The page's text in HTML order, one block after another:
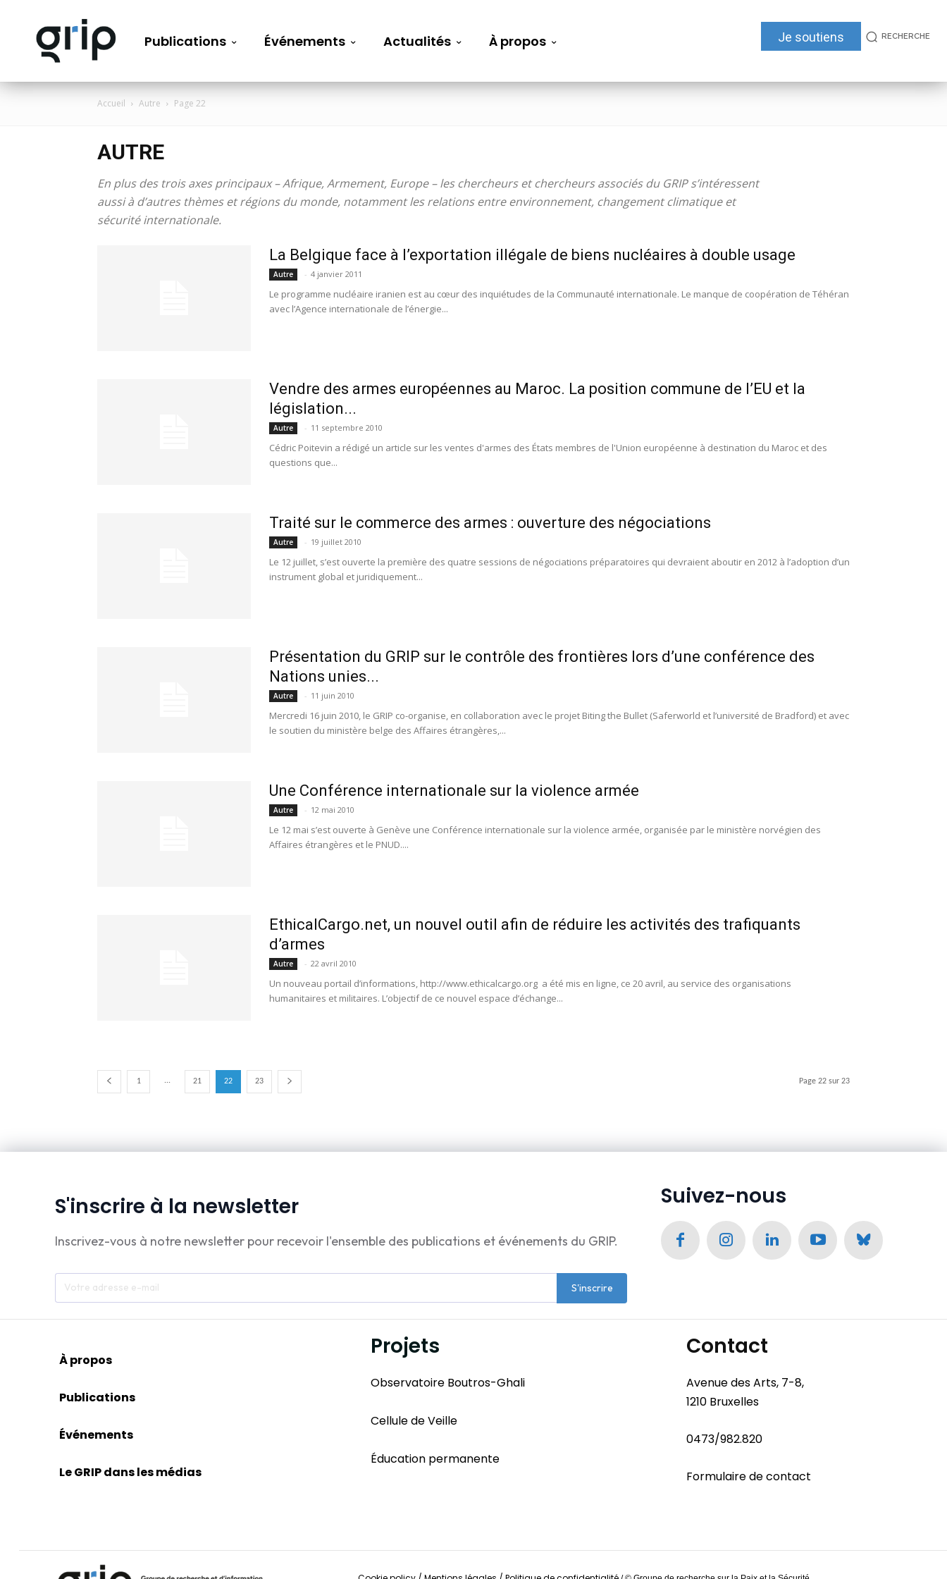
Publications Événements Actualités À propos Je soutiens RECHERCHE
Accueil Autre Page 22
AUTRE
En plus des trois axes principaux – Afrique, Armement, Europe – les chercheurs et chercheurs associés du GRIP s’intéressent
aussi à d’autres thèmes et régions du monde, notamment les relations entre environnement, changement climatique et
sécurité internationale.
La Belgique face à l’exportation illégale de biens nucléaires à double usage
Autre - 4 janvier 2011
Le programme nucléaire iranien est au cœur des inquiétudes de la Communauté internationale. Le manque de coopération de Téhéran
avec l’Agence internationale de l’énergie...
Vendre des armes européennes au Maroc. La position commune de l’EU et la
législation...
Autre - 11 septembre 2010
Cédric Poitevin a rédigé un article sur les ventes d'armes des États membres de l'Union européenne à destination du Maroc et des
questions que...
Traité sur le commerce des armes : ouverture des négociations
Autre - 19 juillet 2010
Le 12 juillet, s’est ouverte la première des quatre sessions de négociations préparatoires qui devraient aboutir en 2012 à l’adoption d’un
instrument global et juridiquement...
Présentation du GRIP sur le contrôle des frontières lors d’une conférence des
Nations unies...
Autre - 11 juin 2010
Mercredi 16 juin 2010, le GRIP co-organise, en collaboration avec le projet Biting the Bullet (Saferworld et l’université de Bradford) et avec
le soutien du ministère belge des Affaires étrangères,...
Une Conférence internationale sur la violence armée
Autre - 12 mai 2010
Le 12 mai s’est ouverte à Genève une Conférence internationale sur la violence armée, organisée par le ministère norvégien des
Affaires étrangères et le PNUD....
EthicalCargo.net, un nouvel outil afin de réduire les activités des trafiquants
d’armes
Autre - 22 avril 2010
Un nouveau portail d’informations, http://www.ethicalcargo.org a été mis en ligne, ce 20 avril, au service des organisations
humanitaires et militaires. L’objectif de ce nouvel espace d’échange...
1 ... 21 22 23 Page 22 sur 23
S'inscrire à la newsletter
Inscrivez-vous à notre newsletter pour recevoir l'ensemble des publications et événements du GRIP.
S'inscrire
Suivez-nous
À propos
Publications
Événements
Le GRIP dans les médias
Projets
Observatoire Boutros-Ghali
Cellule de Veille
Éducation permanente
Contact
Avenue des Arts, 7-8,
1210 Bruxelles
0473/982.820
Formulaire de contact